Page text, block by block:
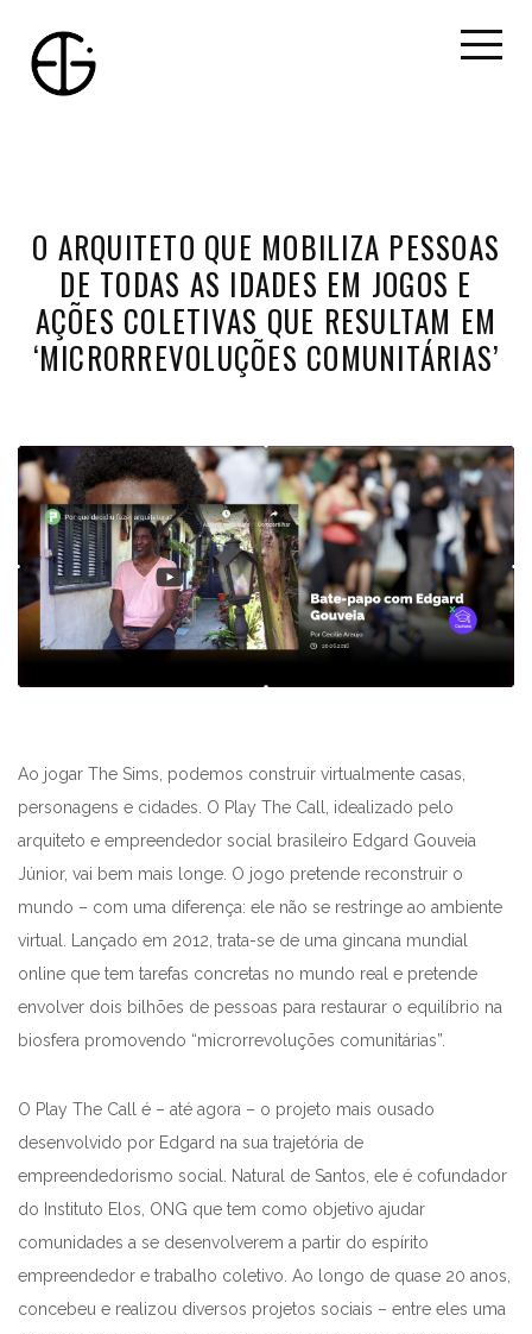
O ARQUITETO QUE MOBILIZA PESSOAS
DE TODAS AS IDADES EM JOGOS E
AÇÕES COLETIVAS QUE RESULTAM EM
‘MICRORREVOLUÇÕES COMUNITÁRIAS’
Ao jogar The Sims, podemos construir virtualmente casas,
personagens e cidades. O Play The Call, idealizado pelo
arquiteto e empreendedor social brasileiro Edgard Gouveia
Júnior, vai bem mais longe. O jogo pretende reconstruir o
mundo – com uma diferença: ele não se restringe ao ambiente
virtual. Lançado em 2012, trata-se de uma gincana mundial
online que tem tarefas concretas no mundo real e pretende
envolver dois bilhões de pessoas para restaurar o equilíbrio na
biosfera promovendo “microrrevoluções comunitárias”.
O Play The Call é – até agora – o projeto mais ousado
desenvolvido por Edgard na sua trajetória de
empreendedorismo social. Natural de Santos, ele é cofundador
do Instituto Elos, ONG que tem como objetivo ajudar
comunidades a se desenvolverem a partir do espírito
empreendedor e trabalho coletivo. Ao longo de quase 20 anos,
concebeu e realizou diversos projetos sociais – entre eles uma